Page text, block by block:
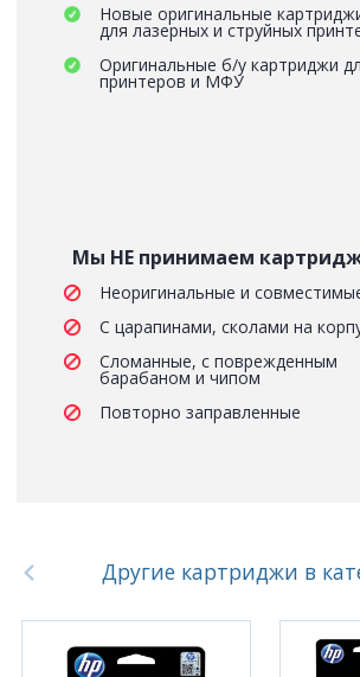
Новые оригинальные
для лазерных и струйных
Оригинальные б/у картриджи
принтеров и МФУ
Мы НЕ принимаем
Неоригинальные и
С царапинами, сколами на
Сломанные, с поврежденным
барабаном и чипом
Повторно заправленные
Другие картриджи в